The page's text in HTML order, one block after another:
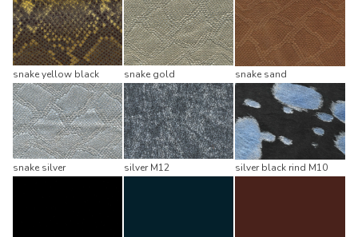
snake yellow black snake gold snake sand
snake silver silver M12 silver black rind M10